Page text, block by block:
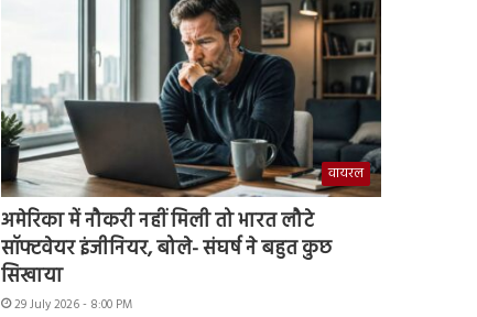
वायरल
अमेरिका में नौकरी नहीं मिली तो भारत लौटे
सॉफ्टवेयर इंजीनियर, बोले- संघर्ष ने बहुत कुछ
सिखाया
29 July 2026 - 8:00 PM